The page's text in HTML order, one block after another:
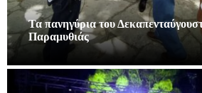
Τα πανηγύρια του
Παραμυθιάς